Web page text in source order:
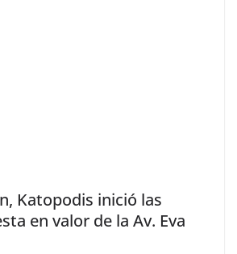
Katopodis inició las
en valor de la Av. Eva